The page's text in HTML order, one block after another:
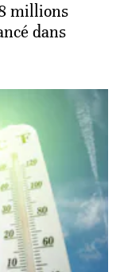
millions
dans